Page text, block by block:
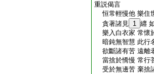
重説偈言
恒常輕慢他 樂住
貪著諸見 1 纒
樂入白衣家 常懷
暗鈍無智慧 此行
欲斷諸有苦 遠離
當捨於憍慢 常行
受於無邊苦 棄捨